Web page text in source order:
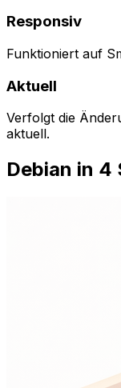
Responsiv
Funktioniert auf
Aktuell
Verfolgt die
aktuell.
Debian in 4